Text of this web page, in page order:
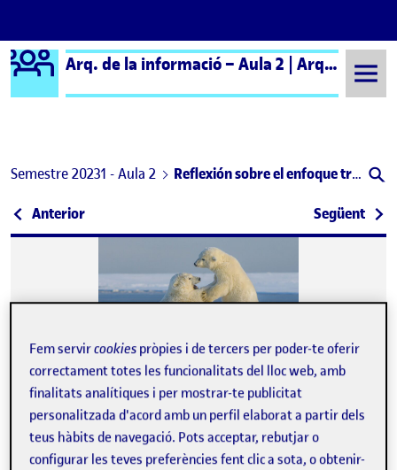
Saltar al contingutLogo Ágora Arq. de la informació – Aula 2 | Arq. de la Información – Aula 2
Semestre 20231 - Aula 2 Reflexión sobre el enfoque tradicional de la Arquitectura de la Información vs. su papel actual dentro del ámbito del DIUX
Navegació d'entrades
Anterior: Benvinguts i benvingudes! Següent:
Publicat perReflexión sobre el enfoque
Publicat per
Marisa Posada Pajuelo
Visibilitat:
Públic -Data de publicació
8 Oct. 20239 octubre, 2023 12:04 am
-comentariel Reflexión sobre el enfoque
Fem servircookies pròpies i de tercers per poder-te oferir
correctament totes les funcionalitats del lloc web, amb
finalitats analítiques i per mostrar-te publicitat
personalitzada d'acord amb un perfil elaborat a partir dels
teus hàbits de navegació. Pots acceptar, rebutjar o
configurar les teves preferències fent clic a sota, o obtenir-